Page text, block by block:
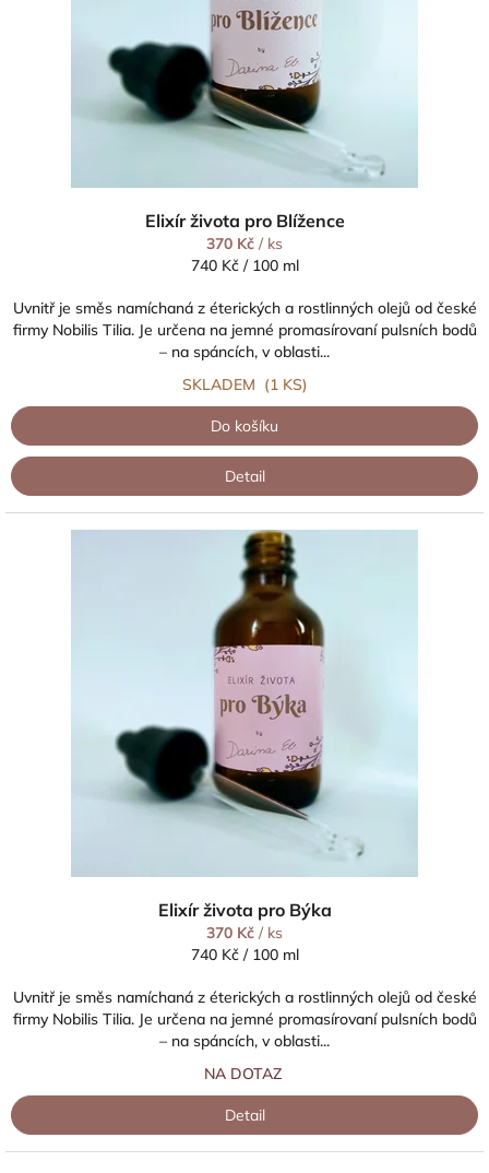
Elixír života pro Blížence
370 Kč / ks
Měrná
740 Kč / 100 ml
Uvnitř je směs namíchaná z éterických a rostlinných olejů od české
firmy Nobilis Tilia. Je určena na jemné promasírovaní pulsních bodů
– na spáncích, v oblasti...
SKLADEM (1 KS)
Do košíku
Detail
Elixír života pro Býka
370 Kč / ks
Měrná
740 Kč / 100 ml
Uvnitř je směs namíchaná z éterických a rostlinných olejů od české
firmy Nobilis Tilia. Je určena na jemné promasírovaní pulsních bodů
– na spáncích, v oblasti...
NA DOTAZ
Detail